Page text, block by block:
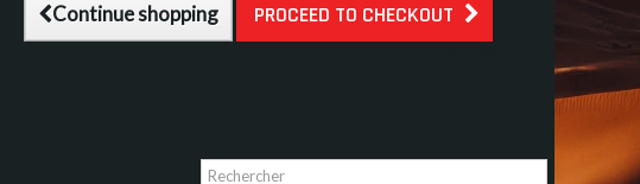
Continue shopping PROCEED TO CHECKOUT